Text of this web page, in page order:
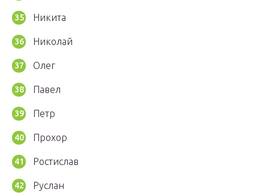
Никита
Николай
Олег
Павел
Петр
Прохор
Ростислав
Руслан